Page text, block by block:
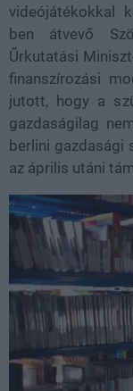
videójátékokkal
ben átvevő
Űrkutatási
finanszírozási
jutott, hogy a
gazdaságilag
berlini gazdasági
az április utáni